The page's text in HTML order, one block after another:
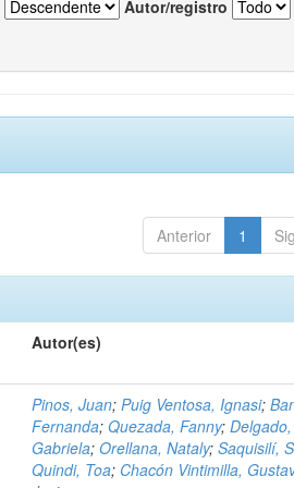
Autor/registro
Anterior 1
Autor(es)
Pinos, Juan;Puig Ventosa, Ignasi;
Fernanda;Quezada, Fanny;Delgado,
Gabriela;Orellana, Nataly;Saquisilí,
Quindi, Toa; Chacón Vintimilla,